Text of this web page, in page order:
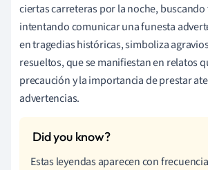
ciertas carreteras por la noche, buscando
intentando comunicar una funesta
en tragedias históricas, simboliza
resueltos, que se manifiestan en relatos
precaución y la importancia de prestar
advertencias.
Estas leyendas aparecen con